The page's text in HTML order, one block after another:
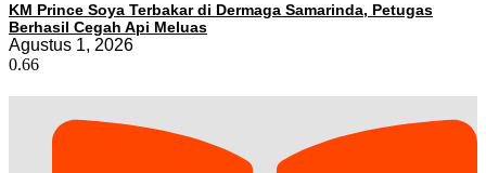
KM Prince Soya Terbakar di Dermaga Samarinda, Petugas
Berhasil Cegah Api Meluas
Agustus 1, 2026